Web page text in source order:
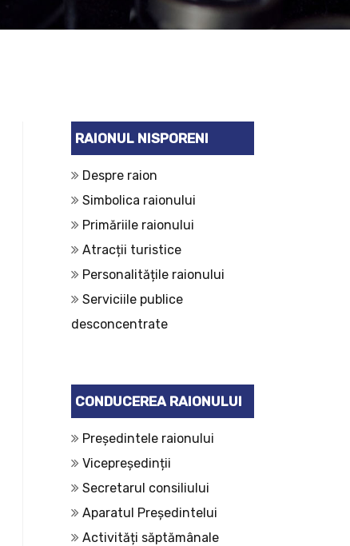
RAIONUL NISPORENI
Despre raion
Simbolica raionului
Primăriile raionului
Atracții turistice
Personalitățile raionului
Serviciile publice
desconcentrate
CONDUCEREA RAIONULUI
Președintele raionului
Vicepreședinții
Secretarul consiliului
Aparatul Președintelui
Activități săptămânale